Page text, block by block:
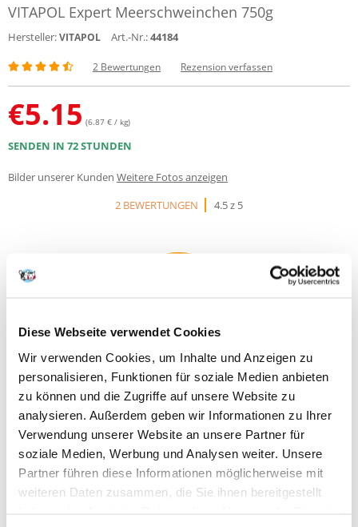
Diese Webseite verwendet Cookies
Wir verwenden Cookies, um Inhalte und Anzeigen zu
personalisieren, Funktionen für soziale Medien anbieten
zu können und die Zugriffe auf unsere Website zu
analysieren. Außerdem geben wir Informationen zu Ihrer
Verwendung unserer Website an unsere Partner für
soziale Medien, Werbung und Analysen weiter. Unsere
Partner führen diese Informationen möglicherweise mit
weiteren Daten zusammen, die Sie ihnen bereitgestellt
VITAPOL Expert Meerschweinchen 750g
Hersteller:VITAPOL Art.-Nr.:44184
2 Bewertungen Rezension verfassen
€5.15 (6.87 € / kg)
SENDEN IN 72 STUNDEN
Bilder unserer Kunden Weitere Fotos anzeigen
2 BEWERTUNGEN
4.5 z 5
Recommend
100% KUNDEN EMPFEHLEN DIESES PRODUKT
REZENSION VERFASSEN
Produktbeschreibung
Zutaten: Timotheus, Alfalfa, Sojaschalen, Haferspelzen,